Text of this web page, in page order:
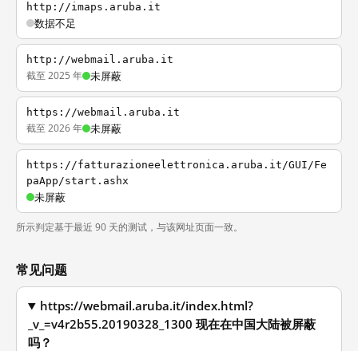
http://imaps.aruba.it
数据不足
http://webmail.aruba.it
截至 2025 年 未屏蔽
https://webmail.aruba.it
截至 2026 年 未屏蔽
https://fatturazioneelettronica.aruba.it/GUI/Fe
paApp/start.ashx
未屏蔽
所示判定基于最近 90 天的测试，与该网址页面一致。
常见问题
https://webmail.aruba.it/index.html?
_v_=v4r2b55.20190328_1300 现在在中国大陆被屏蔽
吗？